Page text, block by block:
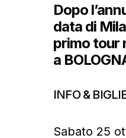
Dopo
data di
primo tour
a
INFO &
Sabato 25